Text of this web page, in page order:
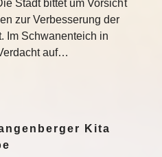
Stadt bittet um Vorsicht
zur Verbesserung der
Im Schwanenteich in
auf…
Kita